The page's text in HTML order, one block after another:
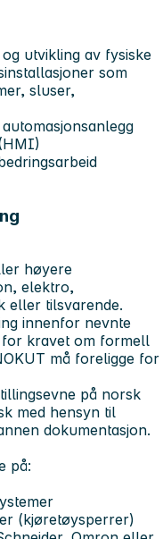
utvikling av fysiske
som
sluser,
høyere
elektro,
eller tilsvarende.
innenfor nevnte
kravet om formell
må foreligge for
på norsk
med hensyn til
dokumentasjon.
på:
(kjøretøysperrer)